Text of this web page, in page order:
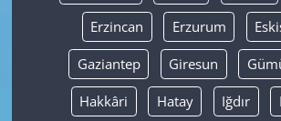
Erzincan Erzurum
Gaziantep Giresun
Hakkâri Hatay Iğdır